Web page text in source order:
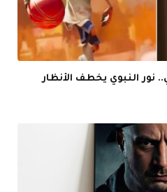
النبوي يخطف الأنظار